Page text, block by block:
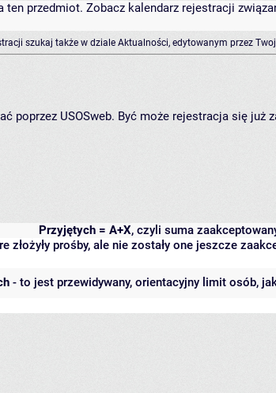
przedmiot. Zobacz kalendarz rejestracji
szukaj także w dziale Aktualności, edytowanym przez
USOSweb. Być może rejestracja się już
Przyjętych = A+X, czyli suma
prośby, ale nie zostały one jeszcze
- to jest przewidywany, orientacyjny limit osób,